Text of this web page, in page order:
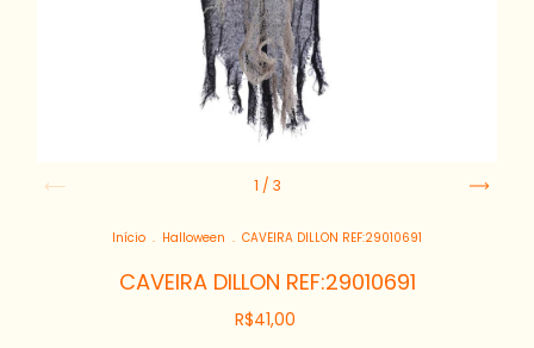
1 / 3
Início . Halloween . CAVEIRA DILLON REF:29010691
CAVEIRA DILLON REF:29010691
R$41,00